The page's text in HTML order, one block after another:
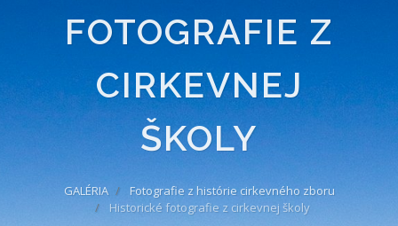
FOTOGRAFIE Z
CIRKEVNEJ
ŠKOLY
GALÉRIA
Fotografie z histórie cirkevného zboru
Historické fotografie z cirkevnej školy